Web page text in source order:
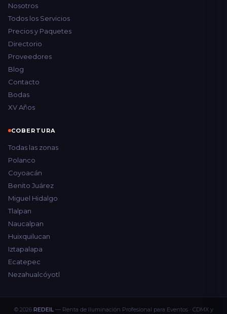
Nosotros
Todos los Servicios
Precios y Paquetes
Directorio
Proveedores
Blog
Contacto
Bodas
XV Años
COBERTURA
Todas las zonas
Polanco
Coyoacán
Benito Juárez
Miguel Hidalgo
Tlalpan
Naucalpan
Huixquilucan
Iztapalapa
Ecatepec
Nezahualcóyotl
© 2026 REDEIL— Renta de Iluminación Profesional para Eventos · CDMX y